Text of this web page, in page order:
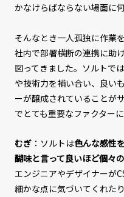
かなけらばならない場面に
そんなとき一人孤独に作業
社内で部署横断の連携に助
図ってきました。ソルトで
や技術力を補い合い、良い
ーが醸成されていることが
でとても重要なファクター
むぎ：ソルトは色んな感性
醐味と言って良いほど個々
エンジニアやデザイナーが
細かな点に気づいてくれた